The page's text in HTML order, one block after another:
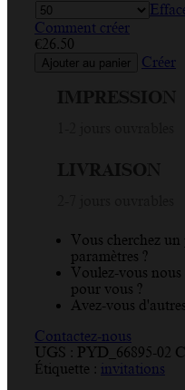
Comment créer
€26.50
Ajouter au panier Créer
Vous cherchez
paramètres ?
Voulez-vous nous
pour vous ?
Avez-vous
Contactez-nous
UGS : PYD_66895-02
Étiquette : invitations